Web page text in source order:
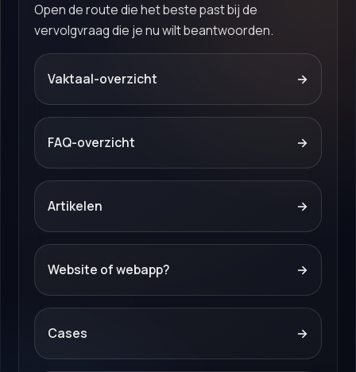
Open de route die het beste past bij de
vervolgvraag die je nu wilt beantwoorden.
Vaktaal-overzicht →
FAQ-overzicht →
Artikelen →
Website of webapp? →
Cases →